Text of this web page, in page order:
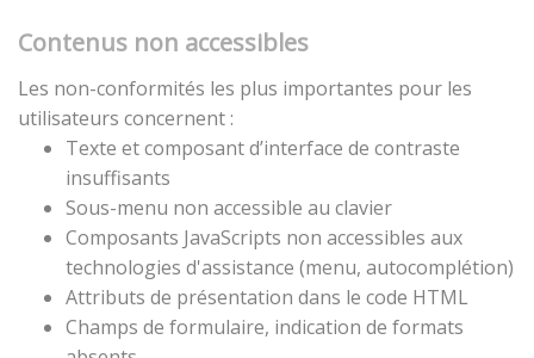
Contenus non accessibles
Les non-conformités les plus importantes pour les
utilisateurs concernent :
Texte et composant d’interface de contraste
insuffisants
Sous-menu non accessible au clavier
Composants JavaScripts non accessibles aux
technologies d'assistance (menu, autocomplétion)
Attributs de présentation dans le code HTML
Champs de formulaire, indication de formats